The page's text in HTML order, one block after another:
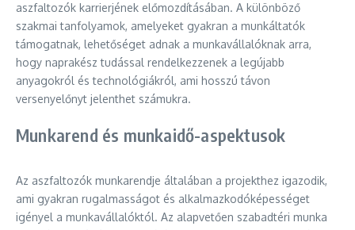
aszfaltozók karrierjének előmozdításában. A különböző
szakmai tanfolyamok, amelyeket gyakran a munkáltatók
támogatnak, lehetőséget adnak a munkavállalóknak arra,
hogy naprakész tudással rendelkezzenek a legújabb
anyagokról és technológiákról, ami hosszú távon
versenyelőnyt jelenthet számukra.
Munkarend és munkaidő-aspektusok
Az aszfaltozók munkarendje általában a projekthez igazodik,
ami gyakran rugalmasságot és alkalmazkodóképességet
igényel a munkavállalóktól. Az alapvetően szabadtéri munka